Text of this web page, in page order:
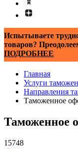
Испытываете
товаров?
ПОДРОБНЕЕ
Главная
Услуги
Направления
Таможенное
Таможенное
15748